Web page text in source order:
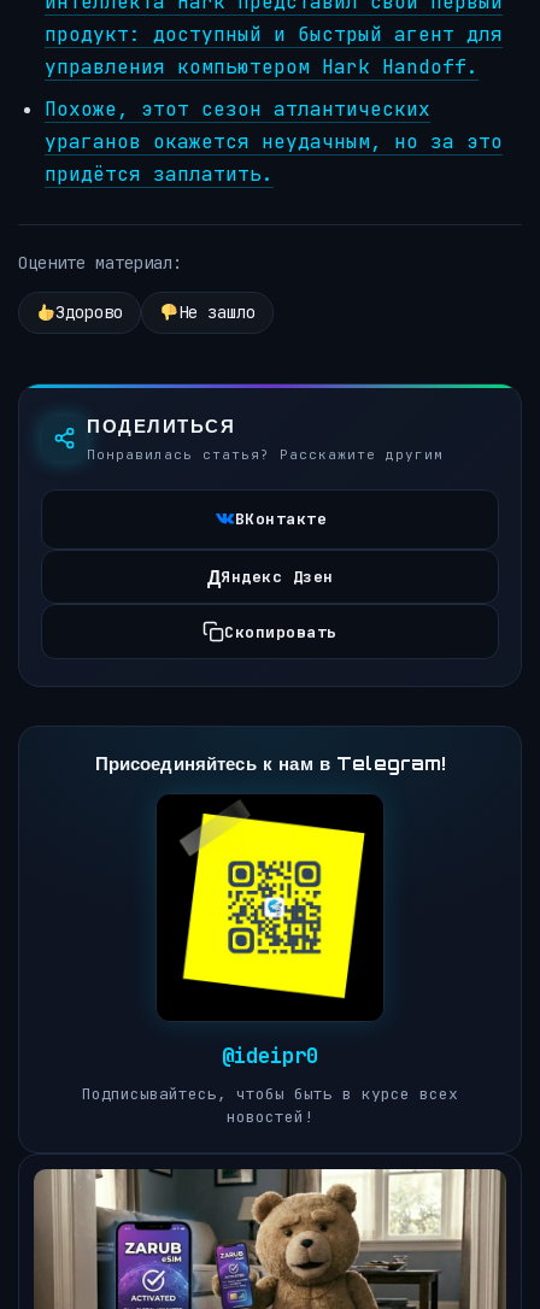
продукт: доступный и быстрый агент для
управления компьютером Hark Handoff.
Похоже, этот сезон атлантических
ураганов окажется неудачным, но за это
придётся заплатить.
Оцените материал:
Здорово Не зашло
ПОДЕЛИТЬСЯ
Понравилась статья? Расскажите другим
ВКонтакте
ДЯндекс Дзен
Скопировать
Присоединяйтесь к нам в Telegram!
@ideipr0
Подписывайтесь, чтобы быть в курсе всех
новостей!